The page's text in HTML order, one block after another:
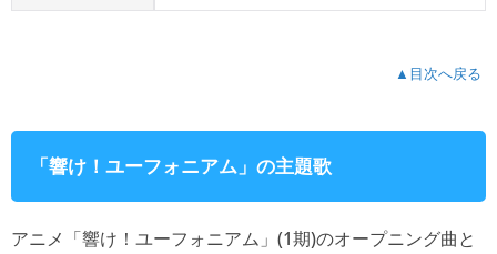
▲目次へ戻る
「響け！ユーフォニアム」の主題歌
アニメ「響け！ユーフォニアム」(1期)のオープニング曲と